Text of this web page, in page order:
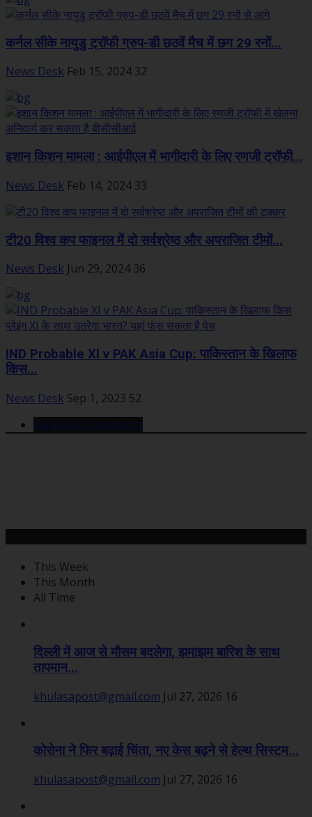
कर्नल सीके नायुडु ट्रॉफी ग्रुप-डी छठवें मैच में छग 29 रनों...
News Desk Feb 15, 2024 32
इशान किशन मामला : आईपीएल में भागीदारी के लिए रणजी ट्रॉफी...
News Desk Feb 14, 2024 33
टी20 विश्व कप फाइनल में दो सर्वश्रेष्ठ और अपराजित टीमों...
News Desk Jun 29, 2024 36
IND Probable XI v PAK Asia Cup: पाकिस्तान के खिलाफ
किस...
News Desk Sep 1, 2023 52
Facebook Comments
This Week
This Month
All Time
दिल्ली में आज से मौसम बदलेगा, झमाझम बारिश के साथ
तापमान...
khulasapost@gmail.com Jul 27, 2026 16
कोरोना ने फिर बढ़ाई चिंता, नए केस बढ़ने से हेल्थ सिस्टम...
khulasapost@gmail.com Jul 27, 2026 16